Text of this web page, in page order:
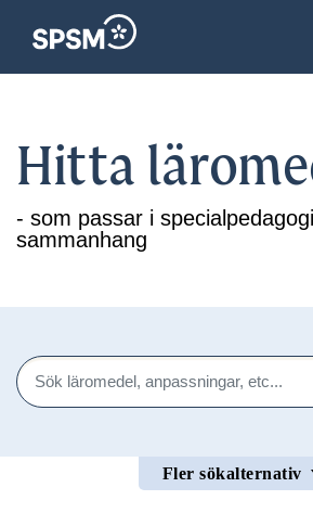
Hitta
- som passar i
sammanhang
Sök
Fler sökalternativ